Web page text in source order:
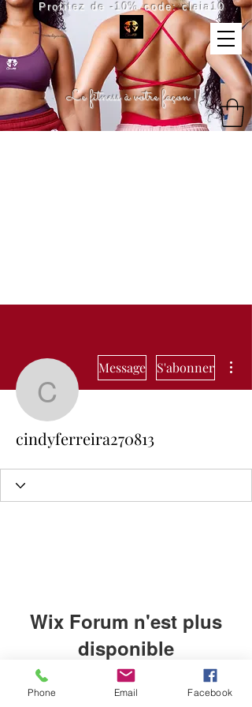
Profitez de -10% code: cleia10
Le fitness à votre façon !
Message S'abonner
cindyferreira270813
Wix Forum n'est plus
disponible
Cette application a été abandonnée.
Si vous avez besoin d'une
Phone Email Facebook